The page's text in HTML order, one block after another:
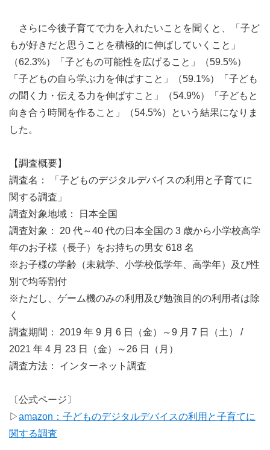
さらに今後子育てで力を入れたいことを聞くと、「子ど
もが好きだと思うことを積極的に伸ばしていくこと」
（62.3%）「子どもの可能性を広げること」（59.5%）
「子どもの自ら学ぶ力を伸ばすこと」（59.1%）「子ども
の聞く力・伝える力を伸ばすこと」（54.9%）「子どもと
向き合う時間を作ること」（54.5%）という結果になりま
した。
【調査概要】
調査名： 「子どものデジタルデバイスの利用と子育てに
関する調査」
調査対象地域： 日本全国
調査対象： 20 代～40 代の日本全国の 3 歳から小学校高学
年のお子様（長子）をお持ちの男女 618 名
※お子様の学齢（未就学、小学校低学年、高学年）及び性
別で均等割付
※ただし、ゲーム機のみの利用及び勉強目的の利用者は除
く
調査期間： 2019 年 9 月 6 日（金）～9 月 7 日（土） /
2021 年 4 月 23 日（金）～26 日（月）
調査方法： インターネット調査
〔公式ページ〕
▷amazon：子どものデジタルデバイスの利用と子育てに
関する調査